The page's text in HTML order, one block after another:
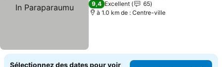
Paraparaumu
Consulter les prix
9,4 Excellent
65
à 1.0 km de : Centre-ville
Sélectionnez des dates pour voir